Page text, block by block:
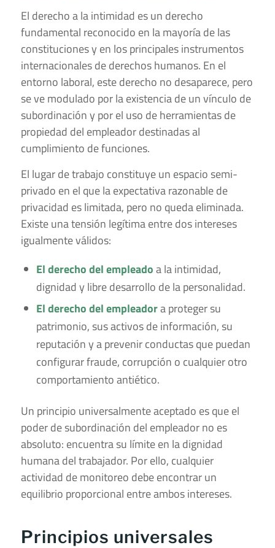
El derecho a la intimidad es un derecho
fundamental reconocido en la mayoría de las
constituciones y en los principales instrumentos
internacionales de derechos humanos. En el
entorno laboral, este derecho no desaparece, pero
se ve modulado por la existencia de un vínculo de
subordinación y por el uso de herramientas de
propiedad del empleador destinadas al
cumplimiento de funciones.
El lugar de trabajo constituye un espacio semi-
privado en el que la expectativa razonable de
privacidad es limitada, pero no queda eliminada.
Existe una tensión legítima entre dos intereses
igualmente válidos:
El derecho del empleadoa la intimidad,
dignidad y libre desarrollo de la personalidad.
El derecho del empleadora proteger su
patrimonio, sus activos de información, su
reputación y a prevenir conductas que puedan
configurar fraude, corrupción o cualquier otro
comportamiento antiético.
Un principio universalmente aceptado es que el
poder de subordinación del empleador no es
absoluto: encuentra su límite en la dignidad
humana del trabajador. Por ello, cualquier
actividad de monitoreo debe encontrar un
equilibrio proporcional entre ambos intereses.
Principios universales